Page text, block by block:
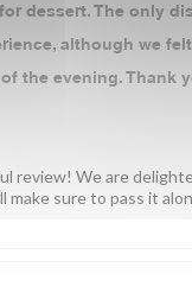
dessert. The only
although we
the evening. Thank
review! We are
sure to pass it